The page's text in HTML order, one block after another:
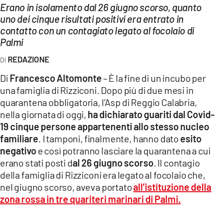
LAC NETWORK
LAC ONAIR
LaC
LACPLAY.IT
LACTV.IT
LACONAIR.IT
LACITYMAG.IT
ILREGGINO.IT
COSENZACHANNEL.IT
Erano in isolamento dal 26 giugno scorso, quanto
uno dei cinque risultati positivi era entrato in
contatto con un contagiato legato al focolaio di
Palmi
REDAZIONE
Di Francesco Altomonte– È la fine di un incubo per
una famiglia di Rizziconi. Dopo più di due mesi in
quarantena obbligatoria, l’Asp di Reggio Calabria,
nella giornata di oggi, ha dichiarato guariti dal Covid-
19 cinque persone appartenenti allo stesso nucleo
familiare . I tamponi, finalmente, hanno dato esito
negativoe così potranno lasciare la quarantena a cui
erano stati posti dal 26 giugno scorso. Il contagio
della famiglia di Rizziconi era legato al focolaio che,
nel giugno scorso, aveva portatoall’istituzione della
zona rossa in tre quariteri marinari di Palmi.